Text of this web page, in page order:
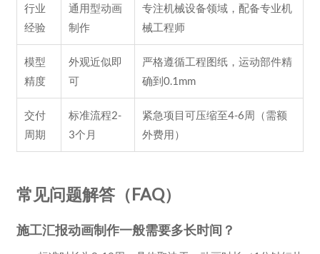
行业
经验
通用型动画
制作
专注机械设备领域，配备专业机
械工程师
模型
精度
外观近似即
可
严格遵循工程图纸，运动部件精
确到0.1mm
交付
周期
标准流程2-
3个月
紧急项目可压缩至4-6周（需额
外费用）
常见问题解答（FAQ）
施工汇报动画制作一般需要多长时间？